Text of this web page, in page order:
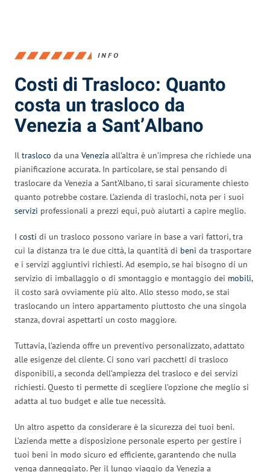
INFO
Costi di Trasloco: Quanto
costa un trasloco da
Venezia a Sant’Albano
Il trasloco da una Venezia all’altra è un’impresa che richiede una
pianificazione accurata. In particolare, se stai pensando di
traslocare da Venezia a Sant’Albano, ti sarai sicuramente chiesto
quanto potrebbe costare. L’azienda di traslochi, nota per i suoi
servizi professionali a prezzi equi, può aiutarti a capire meglio.
I costi di un trasloco possono variare in base a vari fattori, tra
cui la distanza tra le due città, la quantità di beni da trasportare
e i servizi aggiuntivi richiesti. Ad esempio, se hai bisogno di un
servizio di imballaggio o di smontaggio e montaggio dei mobili,
il costo sarà ovviamente più alto. Allo stesso modo, se stai
traslocando un intero appartamento piuttosto che una singola
stanza, dovrai aspettarti un costo maggiore.
Tuttavia, l’azienda offre un preventivo personalizzato, adattato
alle esigenze del cliente. Ci sono vari pacchetti di trasloco
disponibili, a seconda dell’ampiezza del trasloco e dei servizi
richiesti. Questo ti permette di scegliere l’opzione che meglio si
adatta al tuo budget e alle tue necessità.
Un altro aspetto da considerare è la sicurezza dei tuoi beni.
L’azienda mette a disposizione personale esperto per gestire i
tuoi beni in modo sicuro ed efficiente, garantendo che nulla
venga danneggiato. Per il lungo viaggio da Venezia a